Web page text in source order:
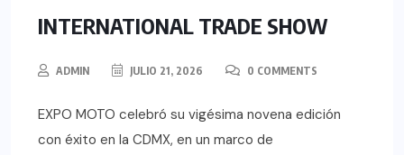
INTERNATIONAL TRADE SHOW
ADMIN JULIO 21, 2026 0 COMMENTS
EXPO MOTO celebró su vigésima novena edición
con éxito en la CDMX, en un marco de